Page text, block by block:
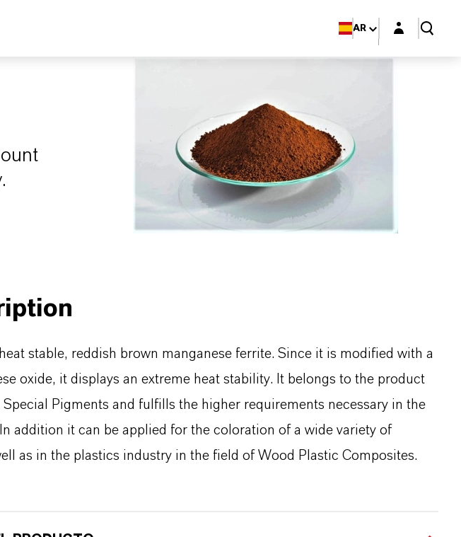
AR Login layer
stable, reddish brown manganese ferrite. Since it is modified with a
oxide, it displays an extreme heat stability. It belongs to the product
Pigments and fulfills the higher requirements necessary in the
addition it can be applied for the coloration of a wide variety of
as in the plastics industry in the field of Wood Plastic Composites.